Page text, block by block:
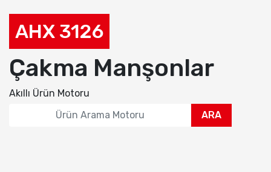
AHX 3126
Çakma Manşonlar
Akıllı Ürün Motoru
ARA